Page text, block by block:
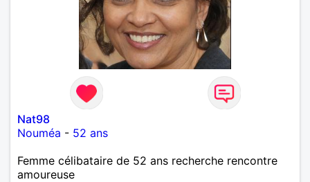
Nat98
Nouméa - 52 ans
Femme célibataire de 52 ans recherche rencontre
amoureuse